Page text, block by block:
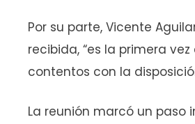
Por su parte, Vicente
recibida, “es la primera
contentos con la
La reunión marcó un